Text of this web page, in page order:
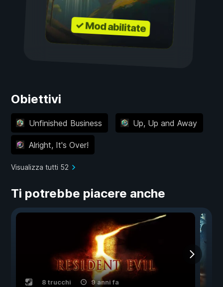
✓ Mod abilitate
Obiettivi
Unfinished Business Up, Up and Away
Alright, It's Over!
Visualizza tutti 52
Ti potrebbe piacere anche
8 trucchi 9 anni fa